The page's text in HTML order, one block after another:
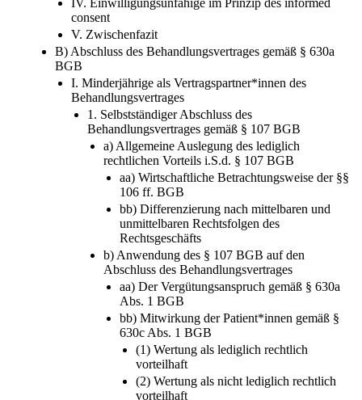
IV. Einwilligungsunfähige im Prinzip des informed
consent
V. Zwischenfazit
B) Abschluss des Behandlungsvertrages gemäß § 630a
BGB
I. Minderjährige als Vertragspartner*innen des
Behandlungsvertrages
1. Selbstständiger Abschluss des
Behandlungsvertrages gemäß § 107 BGB
a) Allgemeine Auslegung des lediglich
rechtlichen Vorteils i.S.d. § 107 BGB
aa) Wirtschaftliche Betrachtungsweise der §§
106 ff. BGB
bb) Differenzierung nach mittelbaren und
unmittelbaren Rechtsfolgen des
Rechtsgeschäfts
b) Anwendung des § 107 BGB auf den
Abschluss des Behandlungsvertrages
aa) Der Vergütungsanspruch gemäß § 630a
Abs. 1 BGB
bb) Mitwirkung der Patient*innen gemäß §
630c Abs. 1 BGB
(1) Wertung als lediglich rechtlich
vorteilhaft
(2) Wertung als nicht lediglich rechtlich
vorteilhaft